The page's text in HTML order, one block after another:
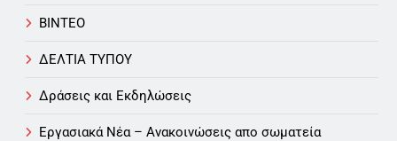
ΒΙΝΤΕΟ
ΔΕΛΤΙΑ ΤΥΠΟΥ
Δράσεις και Εκδηλώσεις
Εργασιακά Νέα – Aνακοινώσεις απο σωματεία